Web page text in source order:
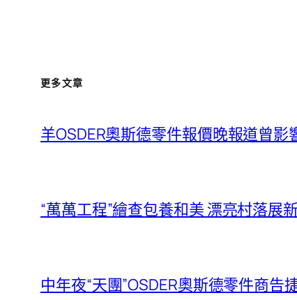
更多文章
羊OSDER奧斯德零件報價晚報道曾
“萬萬工程”繪查包養和美 漂亮村落
中年夜“天團”OSDER奧斯德零件商